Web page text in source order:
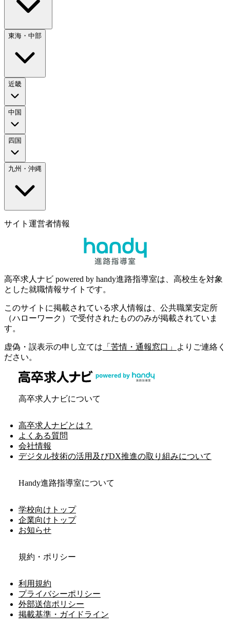
東海・中部
近畿
中国
四国
九州・沖縄
サイト運営者情報
高卒求人ナビ powered by handy進路指導室は、高校生を対象
とした就職情報サイトです。
このサイトに掲載されている求人情報は、公共職業安定所
（ハローワーク）で受付されたもののみが掲載されていま
す。
虚偽・誤表示の申し立ては 「苦情・通報窓口」
よりご連絡く
ださい。
高卒求人ナビについて
高卒求人ナビとは？
よくある質問
会社情報
デジタル技術の活用及びDX推進の取り組みについて
Handy進路指導室について
学校向けトップ
企業向けトップ
お知らせ
規約・ポリシー
利用規約
プライバシーポリシー
外部送信ポリシー
掲載基準・ガイドライン